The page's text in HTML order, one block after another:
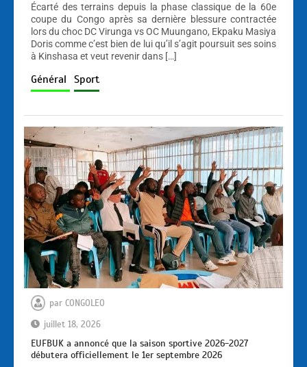
Écarté des terrains depuis la phase classique de la 60e
coupe du Congo après sa dernière blessure contractée
lors du choc DC Virunga vs OC Muungano, Ekpaku Masiya
Doris comme c’est bien de lui qu’il s’agit poursuit ses soins
à Kinshasa et veut revenir dans […]
Général Sport
par CONGOLEO
juillet 18, 2026
EUFBUK a annoncé que la saison sportive 2026-2027
débutera officiellement le 1er septembre 2026